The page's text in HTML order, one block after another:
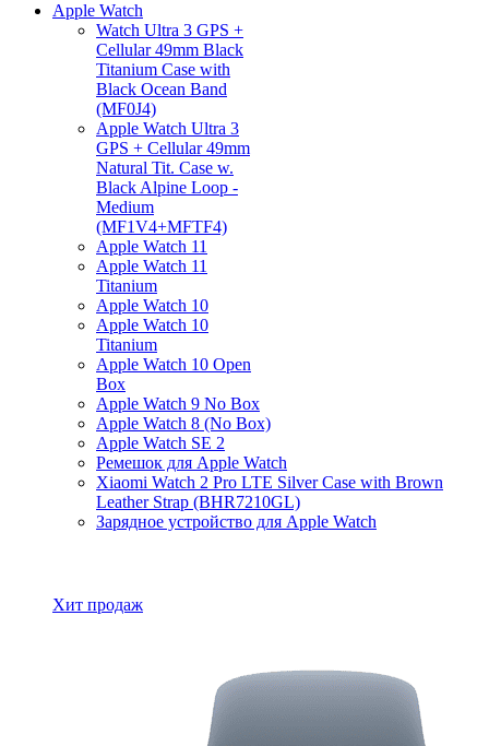
Apple Watch
Watch Ultra 3 GPS +
Cellular 49mm Black
Titanium Case with
Black Ocean Band
(MF0J4)
Apple Watch Ultra 3
GPS + Cellular 49mm
Natural Tit. Case w.
Black Alpine Loop -
Medium
(MF1V4+MFTF4)
Apple Watch 11
Apple Watch 11
Titanium
Apple Watch 10
Apple Watch 10
Titanium
Apple Watch 10 Open
Box
Apple Watch 9 No Box
Apple Watch 8 (No Box)
Apple Watch SE 2
Ремешок для Apple Watch
Xiaomi Watch 2 Pro LTE Silver Case with Brown
Leather Strap (BHR7210GL)
Зарядное устройство для Apple Watch
Хит продаж